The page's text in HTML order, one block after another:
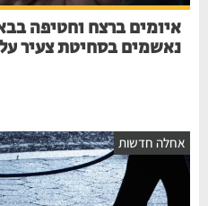
איומים ברצח וחטיפה
נאשמים בסחיטת צעיר
אחלה חדשות